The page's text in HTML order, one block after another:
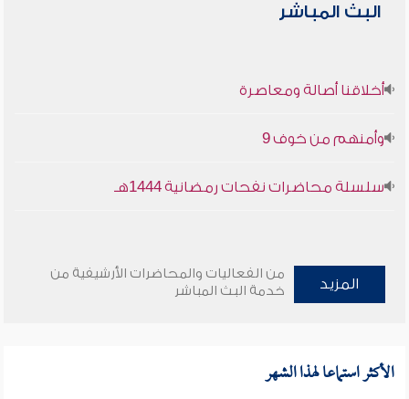
البث المباشر
أخلاقنا أصالة ومعاصرة
وأمنهم من خوف 9
سلسلة محاضرات نفحات رمضانية 1444هـ
المزيد
من الفعاليات والمحاضرات الأرشيفية من
خدمة البث المباشر
الأكثر استماعا لهذا الشهر